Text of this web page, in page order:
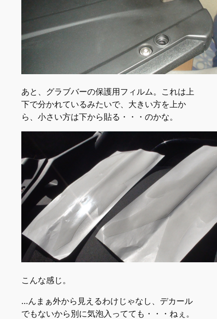
あと、グラブバーの保護用フィルム。これは上
下で分かれているみたいで、大きい方を上か
ら、小さい方は下から貼る・・・のかな。
こんな感じ。
…んまぁ外から見えるわけじゃなし、デカール
でもないから別に気泡入ってても・・・ねぇ。